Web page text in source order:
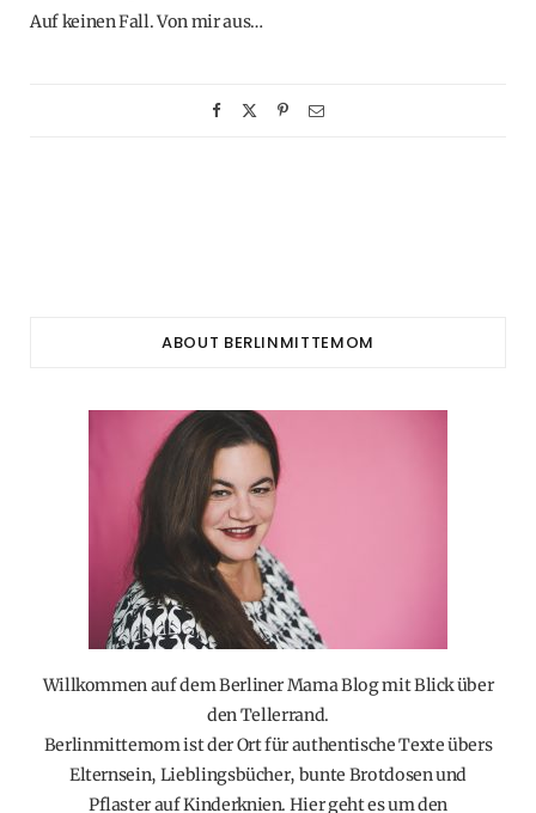
Auf keinen Fall. Von mir aus…
ABOUT BERLINMITTEMOM
Willkommen auf dem Berliner Mama Blog mit Blick über
den Tellerrand.
Berlinmittemom ist der Ort für authentische Texte übers
Elternsein, Lieblingsbücher, bunte Brotdosen und
Pflaster auf Kinderknien. Hier geht es um den